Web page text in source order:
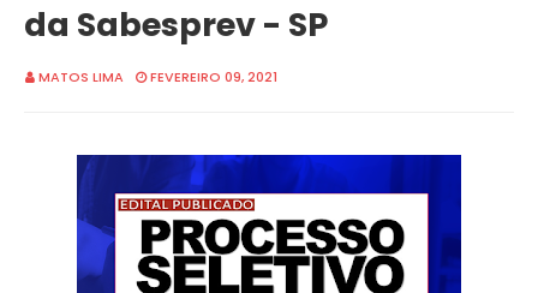
da Sabesprev - SP
MATOS LIMA FEVEREIRO 09, 2021